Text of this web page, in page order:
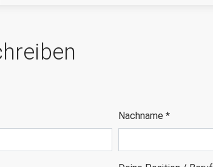
Nachname *